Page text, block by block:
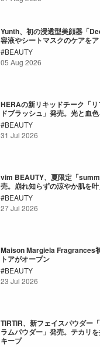
Yunth、初の浸透型美顔器「
容液やシートマスクのケアを
BEAUTY
05 Aug 2026
HERAの新リキッドチーク「
ドブラッシュ」発売。光と血
BEAUTY
31 Jul 2026
vim BEAUTY、夏限定「
売。崩れ知らずの涼やか肌を
BEAUTY
27 Jul 2026
Maison Margiela Fragrances
トアがオープン
BEAUTY
23 Jul 2026
TIRTIR、新フェイスパウダー
ラムパウダー」発売。テカリ
キープ